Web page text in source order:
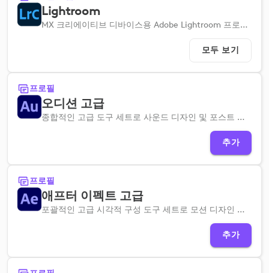
Lightroom
MX 크리에이티브 디바이스용 Adobe Lightroom 프로필을 사용하면 이미지 편집 워크플로우를 간소화할 수 있도록 빠르게 설정할 수 있습니다.
모두 보기
프로필
오디션 고급
종합적인 고급 도구 세트로 사운드 디자인 및 포스트 프로덕션 역량을 강화하세요.
추가
프로필
애프터 이펙트 고급
포괄적인 고급 시각적 구성 도구 세트로 모션 디자인 워크플로우를 개선하세요.
추가